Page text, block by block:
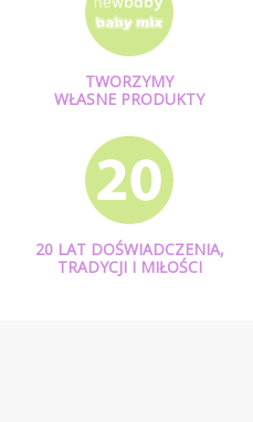
TWORZYMY
WŁASNE PRODUKTY
20 LAT DOŚWIADCZENIA,
TRADYCJI I MIŁOŚCI